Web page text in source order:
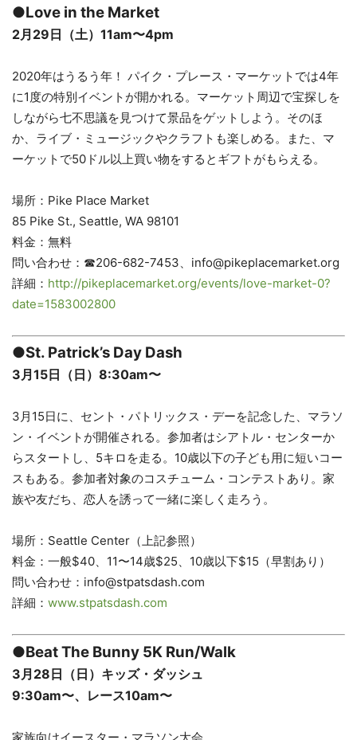
●Love in the Market
2月29日（土）11am〜4pm
2020年はうるう年！ パイク・プレース・マーケットでは4年
に1度の特別イベントが開かれる。マーケット周辺で宝探しを
しながら七不思議を見つけて景品をゲットしよう。そのほ
か、ライブ・ミュージックやクラフトも楽しめる。また、マ
ーケットで50ドル以上買い物をするとギフトがもらえる。
場所：Pike Place Market
85 Pike St., Seattle, WA 98101
料金：無料
問い合わせ：☎︎206-682-7453、info@pikeplacemarket.org
詳細： http://pikeplacemarket.org/events/love-market-0?
date=1583002800
●St. Patrick’s Day Dash
3月15日（日）8:30am〜
3月15日に、セント・パトリックス・デーを記念した、マラソ
ン・イベントが開催される。参加者はシアトル・センターか
らスタートし、5キロを走る。10歳以下の子ども用に短いコー
スもある。参加者対象のコスチューム・コンテストあり。家
族や友だち、恋人を誘って一緒に楽しく走ろう。
場所：Seattle Center（上記参照）
料金：一般$40、11〜14歳$25、10歳以下$15（早割あり）
問い合わせ：info@stpatsdash.com
詳細： www.stpatsdash.com
●Beat The Bunny 5K Run/Walk
3月28日（日）キッズ・ダッシュ
9:30am〜、レース10am〜
家族向けイースター・マラソン大会。